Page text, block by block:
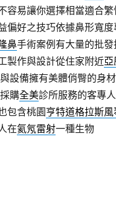
容易讓你選擇相當適合繁
偏好之技巧依據鼻形寬度
鼻手術案例有大量的批發
製作與設計從住家附近亞
設備擁有美體俏臀的身
購全美診所服務的客專
包含桃園亨特道格拉斯風
在氦氖雷射一種生物